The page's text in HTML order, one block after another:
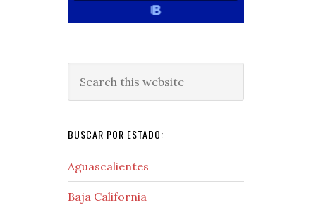
this
BUSCAR POR ESTADO:
Aguascalientes
Baja California